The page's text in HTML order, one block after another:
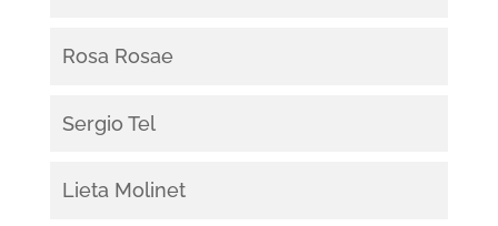
Rosa Rosae
Sergio Tel
Lieta Molinet